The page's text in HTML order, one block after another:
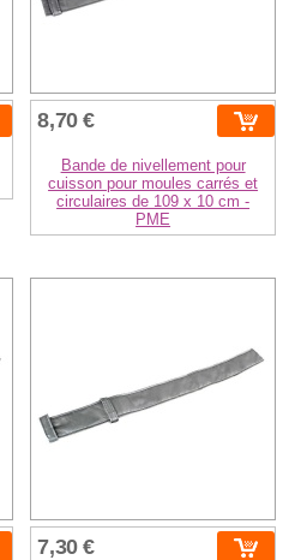
8,70 €
Bande de nivellement pour
cuisson pour moules carrés et
circulaires de 109 x 10 cm -
PME
7,30 €